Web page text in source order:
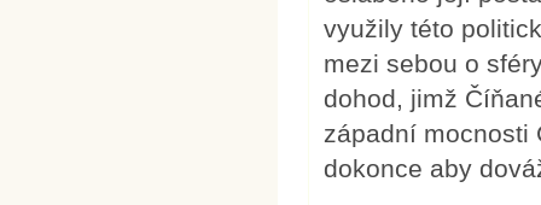
využily této
mezi sebou o
dohod, jimž
západní mocnosti
dokonce aby